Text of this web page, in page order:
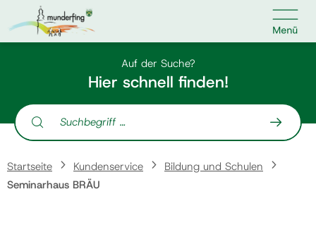
Kontakt 
Suche nach:
Home
Kundenservice
Auf der Suche?
Hier schnell finden!
Suche nach:
Startseite Kundenservice
Bildung und Schulen
Seminarhaus BRÄU